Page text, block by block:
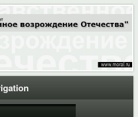
возрождение Отечества"